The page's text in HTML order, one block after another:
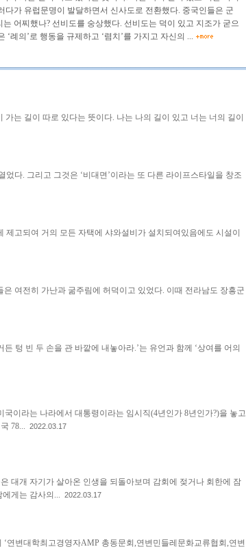
가 유럽문명이 발달하면서 신사도로 전환했다. 중국인들은 군
어찌했나? 선비도를 숭상했다. 선비도는 덕이 있고 지조가 굳으
례의’로 행동을 규제하고 ‘렴치’를 가지고 자신의 ...
는 길이 따로 있다는 뜻이다. 나는 나의 길이 있고 너는 너의 길이
다. 그리고 그것은 ‘비대면’이라는 또 다른 라이프스타일을 창조
고되여 거의 모든 자택에 샤와설비가 설치되여있음에도 시설이
여전히 가난과 굶주림에 허덕이고 있었다. 이때 전라남도 장흥군
텅 빈 두 손을 관 바깥에 내놓아라.’는 유언과 함께 ‘상여를 어의
이라는 나라에서 대통령이라는 임시직(4년인가 8년인가?)을 놓고
78... 2022.03.17
대개 자기가 살아온 인생을 되돌아보며 감회에 젖거나 회한에 잠
게는 감사의... 2022.03.17
연변대학최고경영자AMP 총동문회,연변민들레문화교류협회,연변